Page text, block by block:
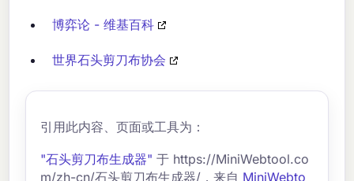
博弈论 - 维基百科
世界石头剪刀布协会
引用此内容、页面或工具为：
"石头剪刀布生成器" 于 https://MiniWebtool.co
m/zh-cn/石头剪刀布生成器/，来自 MiniWebto